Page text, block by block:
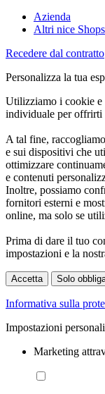
Azienda
Altri nice Shops
Recedere dal contratto
Personalizza la tua
Utilizziamo i cookie e
individuale per offrirti
A tal fine,
e sui dispositivi che
ottimizzare
e contenuti
Inoltre, possiamo
fornitori esterni e
online, ma solo se
Prima di dare il tuo
impostazioni e la
Accetta Solo
Informativa sulla
Impostazioni
Marketing